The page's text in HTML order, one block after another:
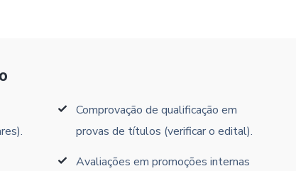
Comprovação de qualificação em
provas de títulos (verificar o edital).
Avaliações em promoções internas